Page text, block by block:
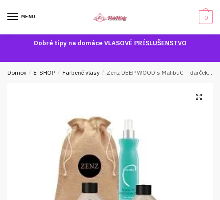
MENU 0
Dobré tipy na domáce VLASOVÉ PRÍSLUŠENSTVO
Domov / E-SHOP / Farbené vlasy / Zenz DEEP WOOD s MalibuC – darčekové balenie
🔍